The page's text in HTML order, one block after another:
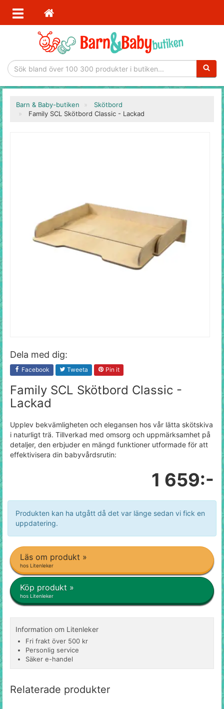
Barn & Baby-butiken
Skötbord
Family SCL Skötbord Classic - Lackad
Dela med dig:
Facebook Tweeta Pin it
Family SCL Skötbord Classic -
Lackad
Upplev bekvämligheten och elegansen hos vår lätta skötskiva
i naturligt trä. Tillverkad med omsorg och uppmärksamhet på
detaljer, den erbjuder en mängd funktioner utformade för att
effektivisera din babyvårdsrutin:
1 659:-
Produkten kan ha utgått då det var länge sedan vi fick en
uppdatering.
Läs om produkt »
hos Litenleker
Köp produkt »
hos Litenleker
Information om Litenleker
Fri frakt över 500 kr
Personlig service
Säker e-handel
Relaterade produkter